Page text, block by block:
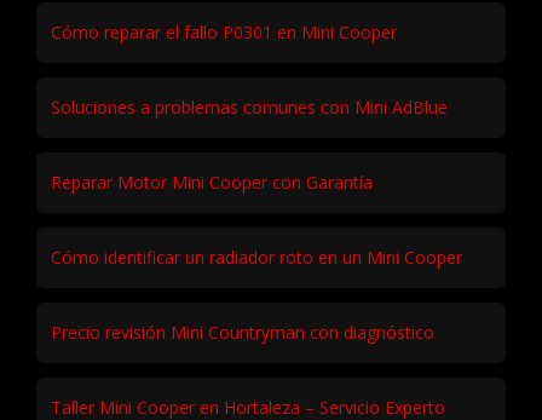
Cómo reparar el fallo P0301 en Mini Cooper
Soluciones a problemas comunes con Mini AdBlue
Reparar Motor Mini Cooper con Garantía
Cómo identificar un radiador roto en un Mini Cooper
Precio revisión Mini Countryman con diagnóstico
Taller Mini Cooper en Hortaleza – Servicio Experto